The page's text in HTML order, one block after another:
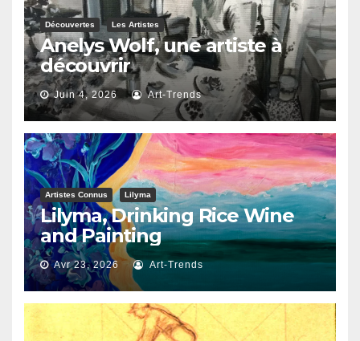
Découvertes Les Artistes
Anelys Wolf, une artiste à
découvrir
Juin 4, 2026 Art-Trends
Artistes Connus Lilyma
Lilyma, Drinking Rice Wine
and Painting
Avr 23, 2026 Art-Trends